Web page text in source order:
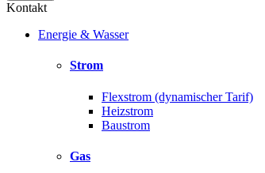
Kontakt
Energie & Wasser
Strom
Flexstrom (dynamischer Tarif)
Heizstrom
Baustrom
Gas